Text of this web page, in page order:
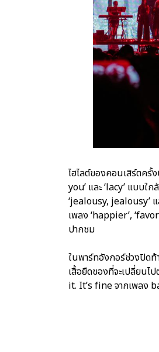
ไฮไลต์ของคอนเสิร์ตครั้
you’ และ ‘lacy’ แบบ
‘jealousy, jealousy’
เพลง ‘happier’,
ปากชม
ในพาร์ทอังกอร์ช่วงปิด
เสื้อยืดของที่จะเปลี่ยนไ
it. It’s fine จากเพลง